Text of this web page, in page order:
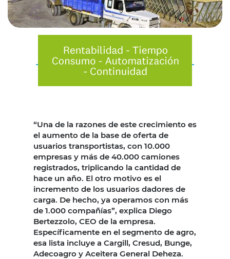
“Una de la razones de este crecimiento es
el aumento de la base de oferta de
usuarios transportistas, con 10.000
empresas y más de 40.000 camiones
registrados, triplicando la cantidad de
hace un año. El otro motivo es el
incremento de los usuarios dadores de
carga. De hecho, ya operamos con más
de 1.000 compañías”, explica Diego
Bertezzolo, CEO de la empresa.
Específicamente en el segmento de agro,
esa lista incluye a Cargill, Cresud, Bunge,
Adecoagro y Aceitera General Deheza.